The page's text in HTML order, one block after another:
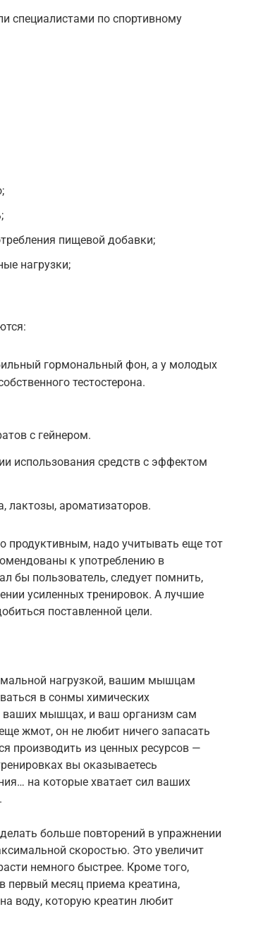
специалистами по спортивному
пищевой добавки;
нагрузки;
гормональный фон, а у молодых
тестостерона.
с гейнером.
использования средств с эффектом
лактозы, ароматизаторов.
продуктивным, надо учитывать еще тот
к употреблению в
бы пользователь, следует помнить,
усиленных тренировок. А лучшие
поставленной цели.
нагрузкой, вашим мышцам
в сонмы химических
ваших мышцах, и ваш организм сам
жмот, он не любит ничего запасать
производить из ценных ресурсов —
вы оказываетесь
на которые хватает сил ваших
больше повторений в упражнении
скоростью. Это увеличит
немного быстрее. Кроме того,
первый месяц приема креатина,
воду, которую креатин любит